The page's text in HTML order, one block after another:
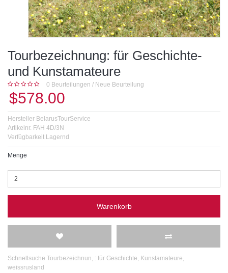
Tourbezeichnung: für Geschichte-
und Kunstamateure
0 Beurteilungen / Neue Beurteilung
$578.00
Hersteller BelarusTourService
Artikelnr. FAH 4D/3N
Verfügbarkeit Lagernd
Menge
Warenkorb
Schnellsuche Tourbezeichnun, : für Geschichte, Kunstamateure,
weissrusland